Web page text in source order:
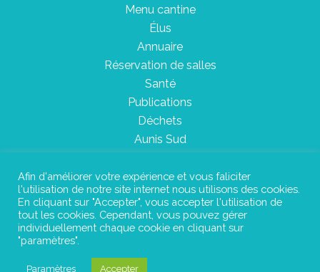
Menu cantine
Élus
Annuaire
Réservation de salles
Santé
Publications
Déchets
Aunis Sud
Plan du site
Mentions légales
Afin d'améliorer votre expérience et vous faliciter
l'utilisation de notre site internet nous utilisons des cookies.
En cliquant sur "Accepter", vous accepter l'utilisation de
tout les cookies. Cependant, vous pouvez gérer
individuellement chaque cookie en cliquant sur
"paramètres".
Paramètres Accepter